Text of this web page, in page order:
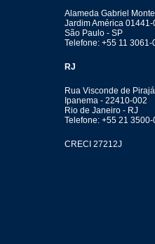
Alameda Gabriel
Jardim América 01441-
São Paulo - SP
Telefone: +55 11 3061-
RJ
Rua Visconde de
Ipanema - 22410-002
Rio de Janeiro - RJ
Telefone: +55 21
CRECI 27212J